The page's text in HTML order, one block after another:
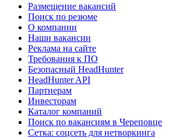
Размещение вакансий
Поиск по резюме
О компании
Наши вакансии
Реклама на сайте
Требования к ПО
Безопасный HeadHunter
HeadHunter API
Партнерам
Инвесторам
Каталог компаний
Поиск по вакансиям в Череповце
Сетка: соцсеть для нетворкинга